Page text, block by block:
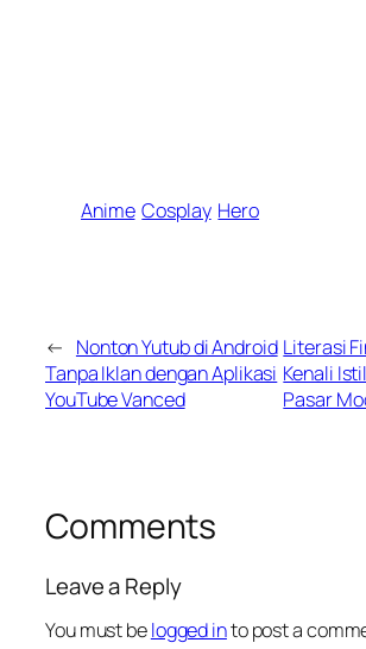
Anime Cosplay Hero
← Nonton Yutub di Android
Tanpa Iklan dengan Aplikasi
YouTube Vanced
Literasi
Kenali
Pasar
Comments
Leave a Reply
You must belogged into post a